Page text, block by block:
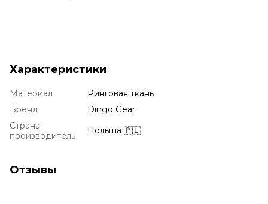
Характеристики
Материал
Ринговая ткань
Бренд
Dingo Gear
Страна
производитель
Польша 🇵🇱
Отзывы